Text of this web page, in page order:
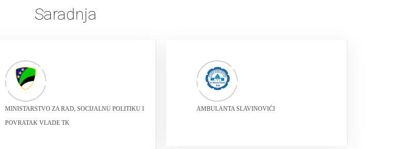
Saradnja
MINISTARSTVO ZA RAD, SOCIJALNU POLITIKU I
POVRATAK VLADE TK
AMBULANTA SLAVINOVIĆI